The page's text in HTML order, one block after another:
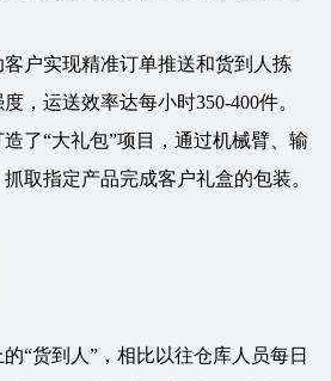
户实现精准订单推送和货到人拣
，运送效率达每小时350-400件。
了“大礼包”项目，通过机械臂、输
取指定产品完成客户礼盒的包装。
“货到人”，相比以往仓库人员每日